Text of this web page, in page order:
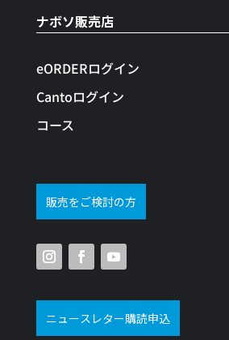
ナボソ販売店
eORDERログイン
Cantoログイン
コース
販売をご検討の方
ニュースレター購読申込